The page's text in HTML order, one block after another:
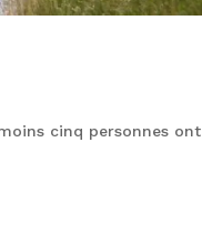
cinq personnes ont